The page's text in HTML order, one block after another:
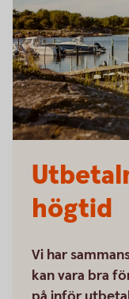
högtid
Vi har
kan vara bra